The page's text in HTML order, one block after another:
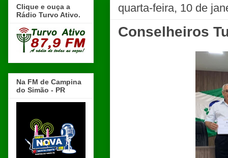
quarta-feira, 10 de
Conselheiros
Clique e ouça a
Rádio Turvo Ativo.
Na FM de Campina
do Simão - PR